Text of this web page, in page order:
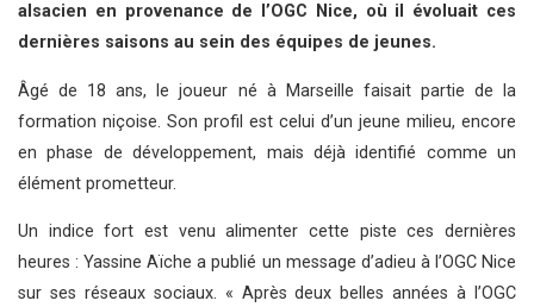
alsacien en provenance de l’OGC Nice, où il évoluait ces
dernières saisons au sein des équipes de jeunes.
Âgé de 18 ans, le joueur né à Marseille faisait partie de la
formation niçoise. Son profil est celui d’un jeune milieu, encore
en phase de développement, mais déjà identifié comme un
élément prometteur.
Un indice fort est venu alimenter cette piste ces dernières
heures : Yassine Aïche a publié un message d’adieu à l’OGC Nice
sur ses réseaux sociaux. « Après deux belles années à l’OGC